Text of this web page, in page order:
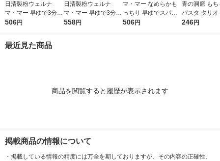
日清製粉ウェルナ
マ・マー 早ゆで3分ス
パゲティ2/3サイズ1.6
506円
日清製粉ウェルナ
マ・マー 早ゆで3分ス
パゲティ 1.6mm チャ
558円
マ・マー なめらかも
っちり 早ゆでスパゲ
ティ 2/3サイズ チャッ
506円
青の洞窟 もち
パスタ タリオ
1袋（150g）
246円
最近見た商品
商品を閲覧すると履歴が表示されます
掲載商品の情報について
・ 掲載している情報の精度には万全を期しておりますが、その内容の正確性、